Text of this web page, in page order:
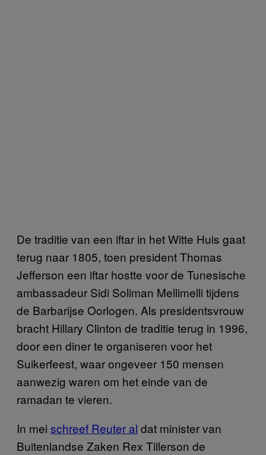
De traditie van een iftar in het Witte Huis gaat
terug naar 1805, toen president Thomas
Jefferson een iftar hostte voor de Tunesische
ambassadeur Sidi Soliman Mellimelli tijdens
de Barbarijse Oorlogen. Als presidentsvrouw
bracht Hillary Clinton de traditie terug in 1996,
door een diner te organiseren voor het
Suikerfeest, waar ongeveer 150 mensen
aanwezig waren om het einde van de
ramadan te vieren.
In mei schreef Reuter al dat minister van
Buitenlandse Zaken Rex Tillerson de